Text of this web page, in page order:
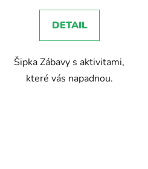
DETAIL
Šipka Zábavy s aktivitami,
které vás napadnou.